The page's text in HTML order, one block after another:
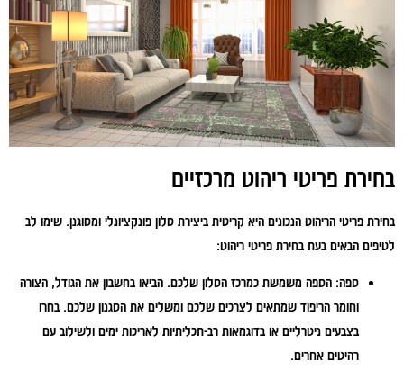
בחירת פריטי ריהוט מרכזיים
בחירת פריטי הריהוט הנכונים היא קריטית ביצירת סלון פונקציונלי ומסוגנן. שימו לב
לטיפים הבאים בעת בחירת פריטי ריהוט:
ספה: הספה משמשת כמרכז הסלון שלכם. הביאו בחשבון את הגודל, הצורה
וחומר הריפוד שמתאים לצרכים שלכם ומשלים את הסגנון שלכם. בחרו
בצבעים ניטרליים או בדוגמאות רב-תכליתיות לאריכות ימים ולשילוב עם
רהיטים אחרים.